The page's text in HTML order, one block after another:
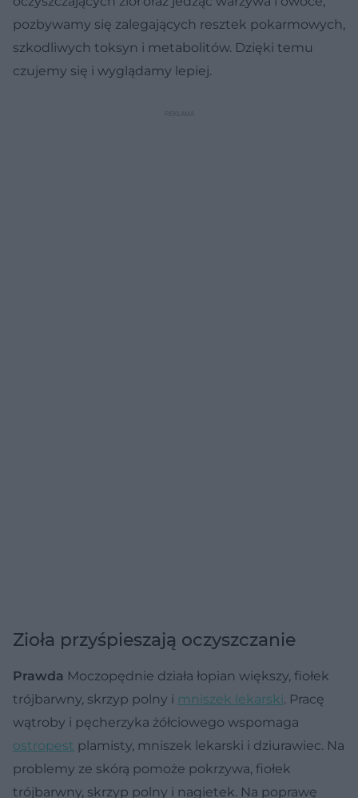
pozbywamy się zalegających resztek pokarmowych,
szkodliwych toksyn i metabolitów. Dzięki temu
czujemy się i wyglądamy lepiej.
Zioła przyśpieszają oczyszczanie
Prawda Moczopędnie działa łopian większy, fiołek
trójbarwny, skrzyp polny i mniszek lekarski. Pracę
wątroby i pęcherzyka żółciowego wspomaga
ostropest plamisty, mniszek lekarski i dziurawiec. Na
problemy ze skórą pomoże pokrzywa, fiołek
trójbarwny, skrzyp polny i nagietek. Na poprawę